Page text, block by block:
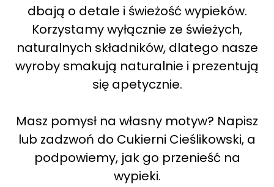
dbają o detale i świeżość wypieków.
Korzystamy wyłącznie ze świeżych,
naturalnych składników, dlatego nasze
wyroby smakują naturalnie i prezentują
się apetycznie.
Masz pomysł na własny motyw? Napisz
lub zadzwoń do Cukierni Cieślikowski, a
podpowiemy, jak go przenieść na
wypieki.